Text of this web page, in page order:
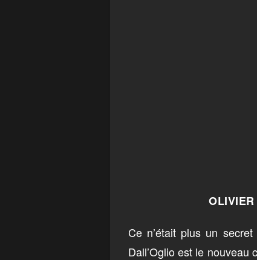
Ce n’était plus un
Dall’Oglio est le